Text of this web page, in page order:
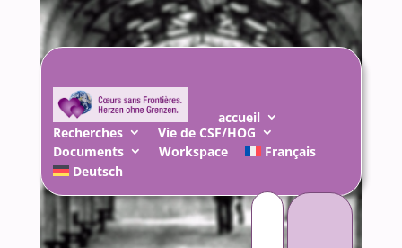
accueil
Recherches
Vie de CSF/HOG
Documents
Workspace
Français
Deutsch
Rechercher :